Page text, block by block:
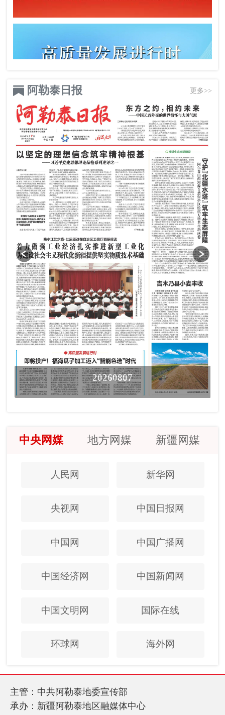
阿勒泰日报 更多>>
20260807
中央网媒 地方网媒 新疆网媒
人民网 新华网
央视网 中国日报网
中国网 中国广播网
中国经济网 中国新闻网
中国文明网 国际在线
环球网 海外网
主管：中共阿勒泰地委宣传部
承办：新疆阿勒泰地区融媒体中心